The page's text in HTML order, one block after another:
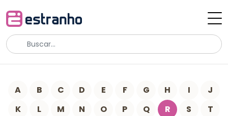
A B C D E F G H I
J
K
L M N O P Q R S
T